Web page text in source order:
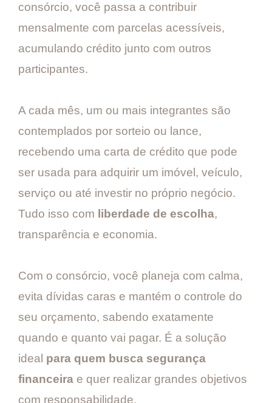
consórcio, você passa a contribuir
mensalmente com parcelas acessíveis,
acumulando crédito junto com outros
participantes.
A cada mês, um ou mais integrantes são
contemplados por sorteio ou lance,
recebendo uma carta de crédito que pode
ser usada para adquirir um imóvel, veículo,
serviço ou até investir no próprio negócio.
Tudo isso com liberdade de escolha,
transparência e economia.
Com o consórcio, você planeja com calma,
evita dívidas caras e mantém o controle do
seu orçamento, sabendo exatamente
quando e quanto vai pagar. É a solução
ideal para quem busca segurança
financeira e quer realizar grandes objetivos
com responsabilidade.